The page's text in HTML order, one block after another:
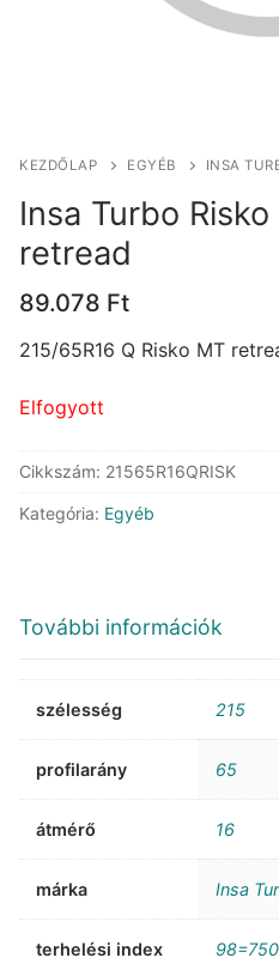
KEZDŐLAP EGYÉB INSA
Insa Turbo
retread
89.078 Ft
215/65R16 Q Risko MT
Elfogyott
Cikkszám: 21565R16QRISK
Kategória: Egyéb
További információk
szélesség 215
profilarány 65
átmérő 16
márka Insa
terhelési index